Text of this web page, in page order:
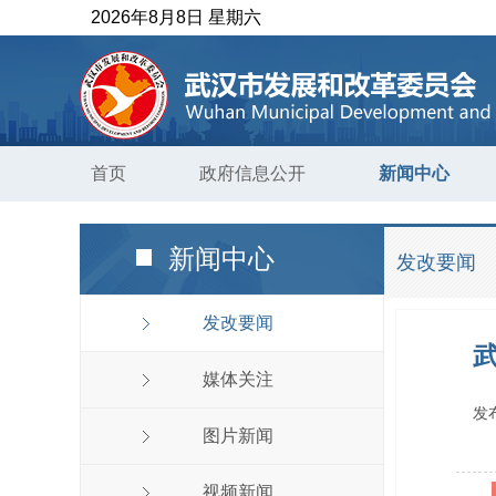
2026年8月8日 星期六
首页 政府信息公开 新闻中心
新闻中心
发改要闻
媒体关注
图片新闻
视频新闻
发改要闻
发